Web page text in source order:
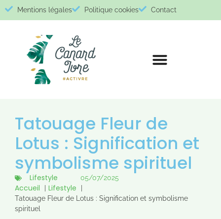
Mentions légales Politique cookies Contact
Tatouage Fleur de
Lotus : Signification et
symbolisme spirituel
Lifestyle 05/07/2025
Accueil Lifestyle
Tatouage Fleur de Lotus : Signification et symbolisme
spirituel